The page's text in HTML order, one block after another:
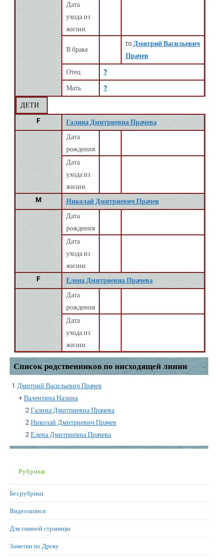
Дата
ухода из
жизни
В браке
to Дмитрий Васильевич
Прачев
Отец ?
Мать ?
ДЕТИ
F
Галина Дмитриевна Прачева
Дата
рождения
Дата
ухода из
жизни
M
Николай Дмитриевич Прачев
Дата
рождения
Дата
ухода из
жизни
F
Елена Дмитриевна Прачева
Дата
рождения
Дата
ухода из
жизни
Список родственников по нисходящей линии
1 Дмитрий Васильевич Прачев
+Валентина Назина
2 Галина Дмитриевна Прачева
2 Николай Дмитриевич Прачев
2 Елена Дмитриевна Прачева
Рубрики
Без рубрики
Видеозаписи
Для главной страницы
Заметки по Древу